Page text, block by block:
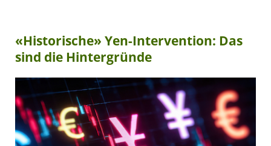
«Historische» Yen-Intervention: Das
sind die Hintergründe